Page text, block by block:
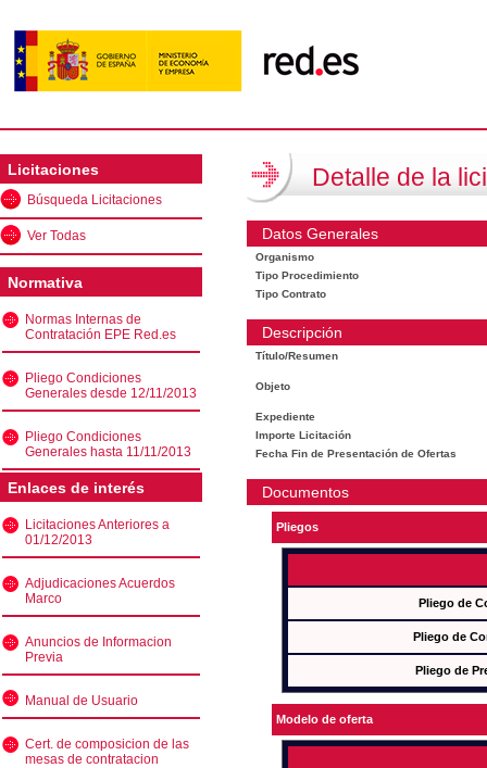
Licitaciones
Búsqueda Licitaciones
Ver Todas
Normativa
Normas Internas de
Contratación EPE Red.es
Pliego Condiciones
Generales desde 12/11/2013
Pliego Condiciones
Generales hasta 11/11/2013
Enlaces de interés
Licitaciones Anteriores a
01/12/2013
Adjudicaciones Acuerdos
Marco
Anuncios de Informacion
Previa
Manual de Usuario
Cert. de composicion de las
mesas de contratacion
Detalle de la
Datos Generales
Organismo
Tipo Procedimiento
Tipo Contrato
Descripción
Título/Resumen
Objeto
Expediente
Importe Licitación
Fecha Fin de Presentación de Ofertas
Documentos
Pliegos
Pliego de
Pliego de
Pliego de
Modelo de oferta